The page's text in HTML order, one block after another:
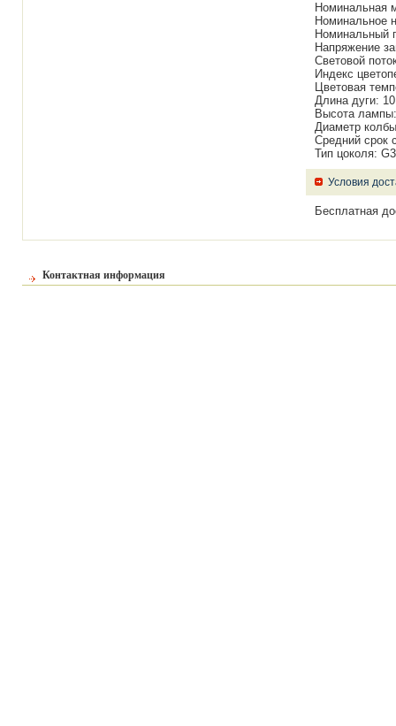
Номинальная
Номинальное
Номинальный
Напряжение
Световой
Индекс
Цветовая
Длина дуги:
Высота
Диаметр
Средний срок
Тип цоколя:
Условия
Бесплатная
Контактная информация